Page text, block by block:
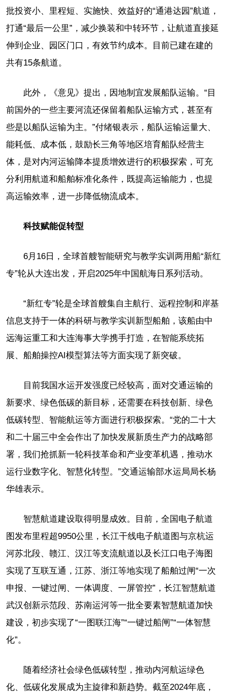
批投资小、里程短、实施快、效益好的“通港达园”航道，
打通“最后一公里”，减少换装和中转环节，让航道直接延
伸到企业、园区门口，有效节约成本。目前已建在建的
共有15条航道。
此外，《意见》提出，因地制宜发展船队运输。“目
前国外的一些主要河流还保留着船队运输方式，甚至有
些是以船队运输为主。”付绪银表示，船队运输运量大、
能耗低、成本低，鼓励长三角等地区培育船队经营主
体，是对内河运输降本提质增效进行的积极探索，可充
分利用航道和船舶标准化条件，既提高运输能力，也提
高运输效率，进一步降低物流成本。
科技赋能促转型
6月16日，全球首艘智能研究与教学实训两用船“新红
专”轮从大连出发，开启2025年中国航海日系列活动。
“新红专”轮是全球首艘集自主航行、远程控制和岸基
信息支持于一体的科研与教学实训新型船舶，该船由中
远海运重工和大连海事大学携手打造，在智能系统拓
展、船舶操控AI模型算法等方面实现了新突破。
目前我国水运开发强度已经较高，面对交通运输的
新要求、绿色低碳的新目标，还需要在科技创新、绿色
低碳转型、智能航运等方面进行积极探索。“党的二十大
和二十届三中全会作出了加快发展新质生产力的战略部
署，我们抢抓新一轮科技革命和产业变革机遇，推动水
运行业数字化、智慧化转型。”交通运输部水运局局长杨
华雄表示。
智慧航道建设取得明显成效。目前，全国电子航道
图发布里程超9950公里，长江干线电子航道图与京杭运
河苏北段、赣江、汉江等支流航道以及长江口电子海图
实现了互联互通，江苏、浙江等地实现了船舶过闸“一次
申报、一键过闸、一体调度、一屏管控”，长江智慧航道
武汉创新示范段、苏南运河等一批全要素智慧航道加快
建设，初步实现了“一图联江海”“一键过船闸”“一体智慧
化”。
随着经济社会绿色低碳转型，推动内河航运绿色
化、低碳化发展成为主旋律和新趋势。截至2024年底，